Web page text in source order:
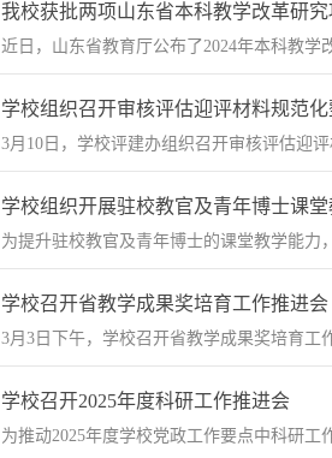
我校获批两项山东省本科教学改革研究
近日，山东省教育厅公布了2024年本科教
学校组织召开审核评估迎评材料规范
3月10日，学校评建办组织召开审核评估迎
学校组织开展驻校教官及青年博士课堂
为提升驻校教官及青年博士的课堂教学能力
学校召开省教学成果奖培育工作推进会
​3月3日下午，学校召开省教学成果奖培育
学校召开2025年度科研工作推进会
为推动2025年度学校党政工作要点中科研